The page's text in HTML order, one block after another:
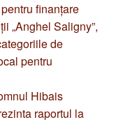
finanțare
„Anghel Saligny”,
de
pentru
Hibais
raportul la